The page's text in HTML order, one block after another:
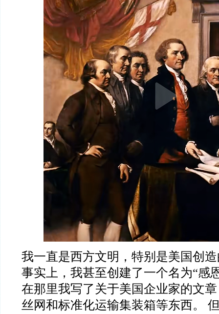
我一直是西方文明，特别是美国创
事实上，我甚至创建了一个名为“感
在那里我写了关于美国企业家的文
丝网和标准化运输集装箱等东西。